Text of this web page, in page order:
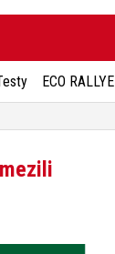
ECO RALLYE